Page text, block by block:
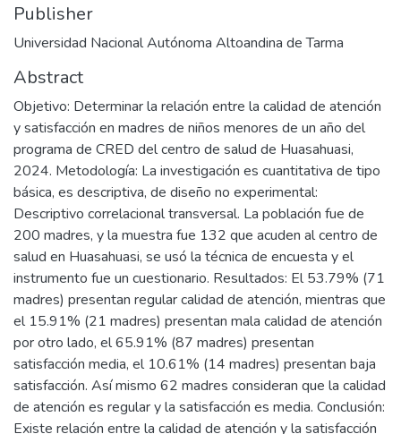
Publisher
Universidad Nacional Autónoma Altoandina de Tarma
Abstract
Objetivo: Determinar la relación entre la calidad de atención
y satisfacción en madres de niños menores de un año del
programa de CRED del centro de salud de Huasahuasi,
2024. Metodología: La investigación es cuantitativa de tipo
básica, es descriptiva, de diseño no experimental:
Descriptivo correlacional transversal. La población fue de
200 madres, y la muestra fue 132 que acuden al centro de
salud en Huasahuasi, se usó la técnica de encuesta y el
instrumento fue un cuestionario. Resultados: El 53.79% (71
madres) presentan regular calidad de atención, mientras que
el 15.91% (21 madres) presentan mala calidad de atención
por otro lado, el 65.91% (87 madres) presentan
satisfacción media, el 10.61% (14 madres) presentan baja
satisfacción. Así mismo 62 madres consideran que la calidad
de atención es regular y la satisfacción es media. Conclusión:
Existe relación entre la calidad de atención y la satisfacción